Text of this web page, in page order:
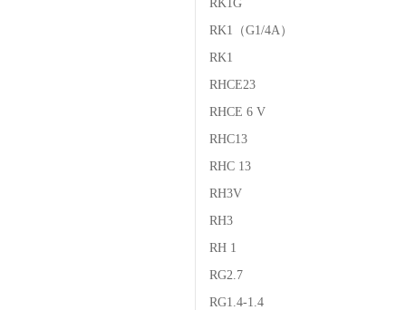
RK1G
RK1（G1/4A）
RK1
RHCE23
RHCE 6 V
RHC13
RHC 13
RH3V
RH3
RH 1
RG2.7
RG1.4-1.4